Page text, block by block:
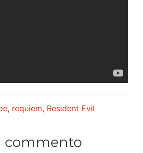
, requiem, Resident Evil
commento